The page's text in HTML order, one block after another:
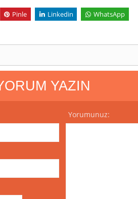
Pinle Linkedin WhatsApp
YAZIN
Yorumunuz: